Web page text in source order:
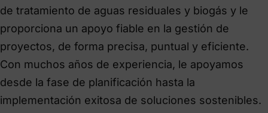
de tratamiento de aguas residuales y biogás y le
proporciona un apoyo fiable en la gestión de
proyectos, de forma precisa, puntual y eficiente.
Con muchos años de experiencia, le apoyamos
desde la fase de planificación hasta la
implementación exitosa de soluciones sostenibles.